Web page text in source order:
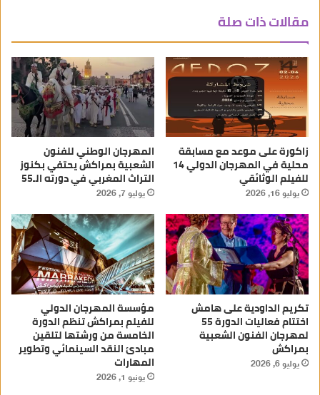
مقالات ذات صلة
زاكورة على موعد مع مسابقة
محلية في المهرجان الدولي 14
للفيلم الوثائقي
يوليو 16, 2026
المهرجان الوطني للفنون
الشعبية بمراكش يحتفي بكنوز
التراث المغربي في دورته الـ55
يوليو 7, 2026
تكريم الداودية على هامش
اختتام فعاليات الدورة 55
لمهرجان الفنون الشعبية
بمراكش
يوليو 6, 2026
مؤسسة المهرجان الدولي
للفيلم بمراكش تنظم الدورة
الخامسة من ورشتها لتلقين
مبادئ النقد السينمائي وتطوير
المهارات
يونيو 1, 2026